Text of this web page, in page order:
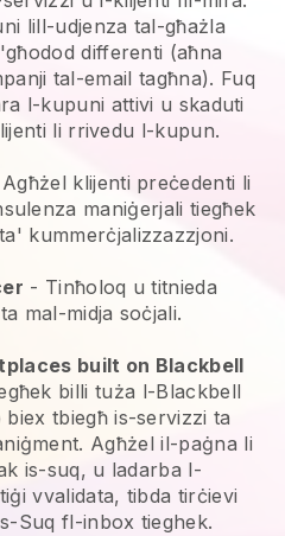
lill-udjenza tal-għażla
differenti (aħna
tal-email tagħna). Fuq
l-kupuni attivi u skaduti
li rrivedu l-kupun.
Agħżel klijenti preċedenti li
maniġerjali tiegħek
kummerċjalizzazzjoni.
- Tinħoloq u titnieda
mal-midja soċjali.
built on Blackbell
billi tuża l-Blackbell
tbiegħ is-servizzi ta
Agħżel il-paġna li
is-suq, u ladarba l-
vvalidata, tibda tirċievi
Suq fl-inbox tieghek.